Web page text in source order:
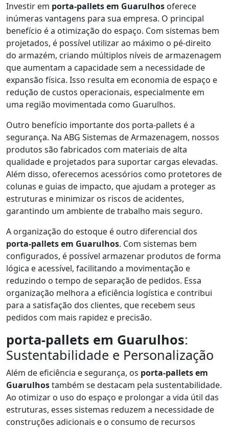
Investir em porta-pallets em Guarulhos oferece
inúmeras vantagens para sua empresa. O principal
benefício é a otimização do espaço. Com sistemas bem
projetados, é possível utilizar ao máximo o pé-direito
do armazém, criando múltiplos níveis de armazenagem
que aumentam a capacidade sem a necessidade de
expansão física. Isso resulta em economia de espaço e
redução de custos operacionais, especialmente em
uma região movimentada como Guarulhos.
Outro benefício importante dos porta-pallets é a
segurança. Na ABG Sistemas de Armazenagem, nossos
produtos são fabricados com materiais de alta
qualidade e projetados para suportar cargas elevadas.
Além disso, oferecemos acessórios como protetores de
colunas e guias de impacto, que ajudam a proteger as
estruturas e minimizar os riscos de acidentes,
garantindo um ambiente de trabalho mais seguro.
A organização do estoque é outro diferencial dos
porta-pallets em Guarulhos. Com sistemas bem
configurados, é possível armazenar produtos de forma
lógica e acessível, facilitando a movimentação e
reduzindo o tempo de separação de pedidos. Essa
organização melhora a eficiência logística e contribui
para a satisfação dos clientes, que recebem seus
pedidos com mais rapidez e precisão.
porta-pallets em Guarulhos:
Sustentabilidade e Personalização
Além de eficiência e segurança, os porta-pallets em
Guarulhostambém se destacam pela sustentabilidade.
Ao otimizar o uso do espaço e prolongar a vida útil das
estruturas, esses sistemas reduzem a necessidade de
construções adicionais e o consumo de recursos